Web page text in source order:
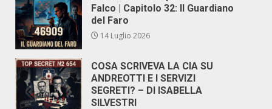
Falco | Capitolo 32: Il Guardiano
del Faro
14 Luglio 2026
COSA SCRIVEVA LA CIA SU
ANDREOTTI E I SERVIZI
SEGRETI? – DI ISABELLA
SILVESTRI